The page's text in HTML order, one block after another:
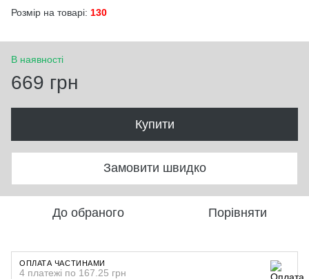
Розмір на товарі: 130
В наявності
669 грн
Купити
Замовити швидко
До обраного Порівняти
ОПЛАТА ЧАСТИНАМИ
4 платежі по 167.25 грн